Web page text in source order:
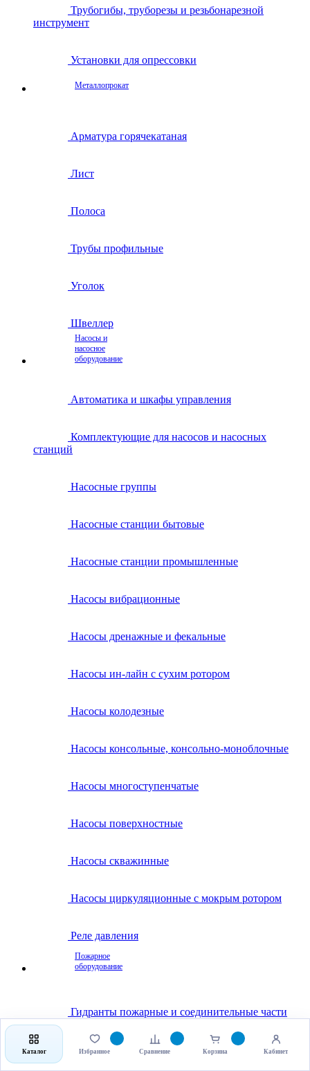
Трубогибы, труборезы и резьбонарезной
инструмент
Установки для опрессовки
Металлопрокат
Арматура горячекатаная
Лист
Полоса
Трубы профильные
Уголок
Швеллер
Насосы и
насосное
оборудование
Автоматика и шкафы управления
Комплектующие для насосов и насосных
станций
Насосные группы
Насосные станции бытовые
Насосные станции промышленные
Насосы вибрационные
Насосы дренажные и фекальные
Насосы ин-лайн с сухим ротором
Насосы колодезные
Насосы консольные, консольно-моноблочные
Насосы многоступенчатые
Насосы поверхностные
Насосы скважинные
Насосы циркуляционные с мокрым ротором
Реле давления
Пожарное
оборудование
Гидранты пожарные и соединительные части
Клапаны пожарные
Каталог Избранное Сравнение Корзина Кабинет